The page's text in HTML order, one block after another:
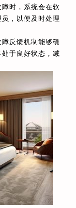
障时，系统会在软
，以便及时处理
障反馈机制能够确
于良好状态，减